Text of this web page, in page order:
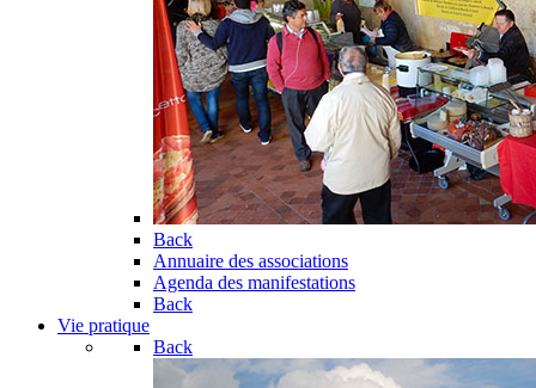
Back
Annuaire des associations
Agenda des manifestations
Back
Vie pratique
Back